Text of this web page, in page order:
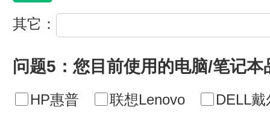
其它：
问题5：您目前使用的电脑/笔记本
HP惠普 联想Lenovo
DELL戴